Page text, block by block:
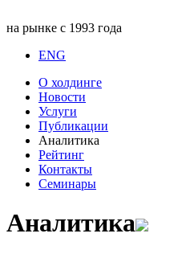
на рынке с 1993 года
ENG
О холдинге
Новости
Услуги
Публикации
Аналитика
Рейтинг
Контакты
Семинары
Аналитика